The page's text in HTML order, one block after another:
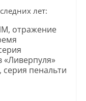
лет:
отражение
«Ливерпуля»
пенальти